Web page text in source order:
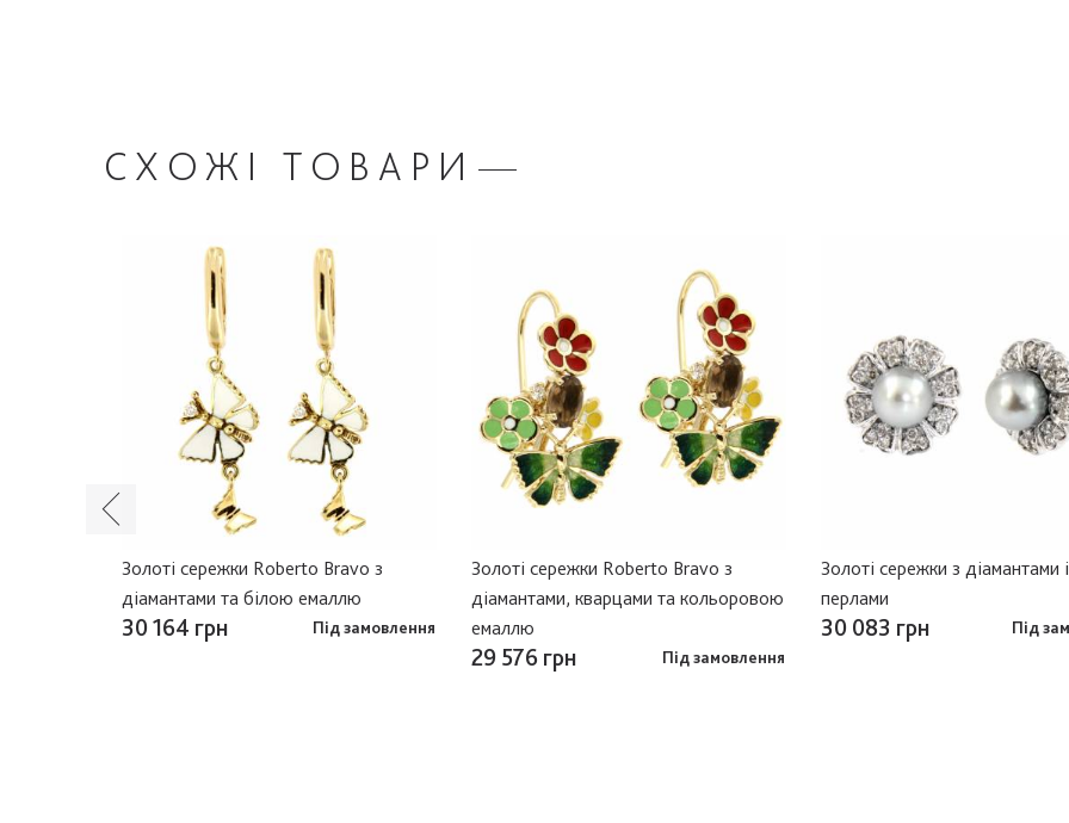
СХОЖІ ТОВАРИ
Золоті сережки Roberto Bravo з
діамантами та білою емаллю
30 164 грн Під замовлення
Золоті сережки Roberto Bravo з
діамантами, кварцами та кольоровою
емаллю
29 576 грн Під замовлення
Золоті сережки з діамантами і
перлами
30 083 грн Під